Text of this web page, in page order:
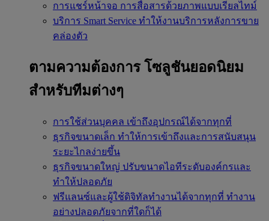
การแชร์หน้าจอ การสื่อสารด้วยภาพแบบเรียลไทม์
บริการ Smart Service ทำให้งานบริการหลังการขาย
คล่องตัว
ตามความต้องการ โซลูชันยอดนิยม
สำหรับทีมต่างๆ
การใช้ส่วนบุคคล เข้าถึงอุปกรณ์ได้จากทุกที่
ธุรกิจขนาดเล็ก ทำให้การเข้าถึงและการสนับสนุน
ระยะไกลง่ายขึ้น
ธุรกิจขนาดใหญ่ ปรับขนาดไอทีระดับองค์กรและ
ทำให้ปลอดภัย
ฟรีแลนซ์และผู้ใช้ดิจิทัลทำงานได้จากทุกที่ ทำงาน
อย่างปลอดภัยจากที่ใดก็ได้